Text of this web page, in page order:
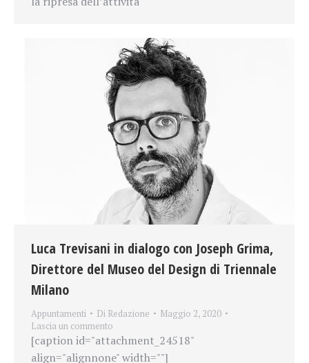
Luca Trevisani in dialogo con Joseph Grima,
Direttore del Museo del Design di Triennale
Milano
Appuntamenti Di Redazione
Maggio 2, 2020
Lascia un commento
[caption id="attachment_24518"
align="alignnone" width=""]